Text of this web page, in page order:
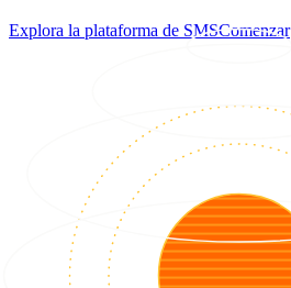
Explora la plataforma de SMSComenzar